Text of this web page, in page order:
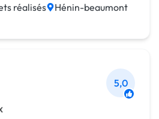
Maintenance
réalisés Hénin-beaumont
5,0